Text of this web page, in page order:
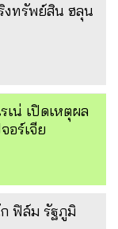
งทรัพย์สิน ฮลุน
เน่ เปิดเหตุผล
อร์เจีย
ฟิล์ม รัฐภูมิ